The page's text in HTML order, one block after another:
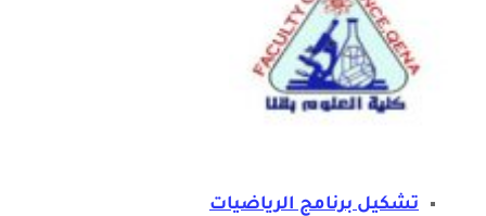
تشكيل برنامج الرياضيات